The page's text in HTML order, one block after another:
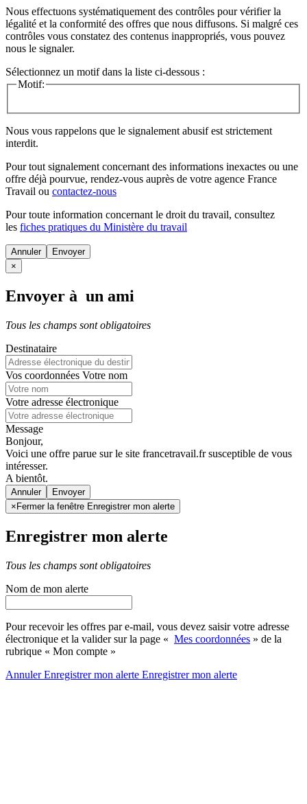
Nous effectuons systématiquement des contrôles pour vérifier la
légalité et la conformité des offres que nous diffusons. Si malgré ces
contrôles vous constatez des contenus inappropriés, vous pouvez
nous le signaler.
Sélectionnez un motif dans la liste ci-dessous :
Motif:
Nous vous rappelons que le signalement abusif est strictement
interdit.
Pour tout signalement concernant des informations inexactes ou une
offre déjà pourvue, rendez-vous auprès de votre agence France
Travail ou contactez-nous
Pour toute information concernant le droit du travail, consultez
les fiches pratiques du Ministère du travail
Annuler
×
Envoyer à un ami
Tous les champs sont obligatoires
Destinataire
Vos coordonnées Votre nom
Votre adresse électronique
Message
Bonjour,
Voici une offre parue sur le site francetravail.fr susceptible de vous
intéresser.
A bientôt.
Annuler
× Fermer la fenêtre Enregistrer mon alerte
Enregistrer mon alerte
Tous les champs sont obligatoires
Nom de mon alerte
Pour recevoir les offres par e-mail, vous devez saisir votre adresse
électronique et la valider sur la page « Mes coordonnées » de la
rubrique « Mon compte »
AnnulerEnregistrer mon alerte Enregistrermon alerte